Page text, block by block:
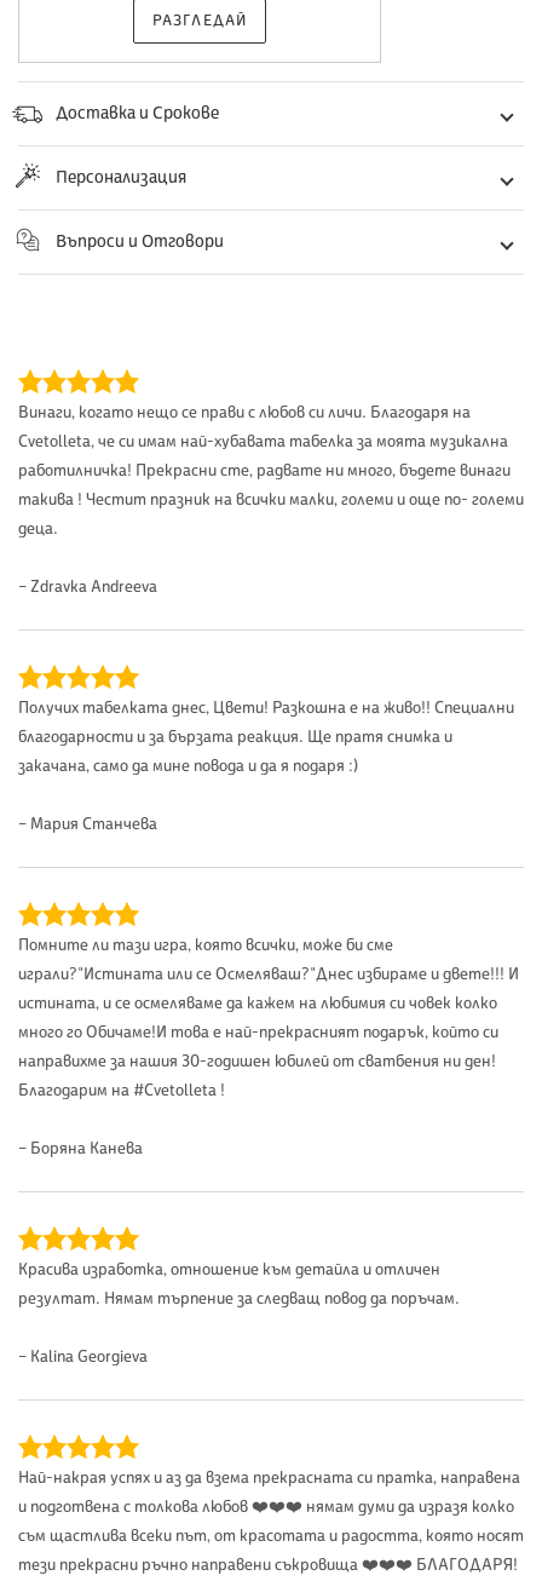
РАЗГЛЕДАЙ
Доставка и Срокове
Персонализация
Въпроси и Отговори
Винаги, когато нещо се прави с любов си личи. Благодаря на
Cvetolleta, че си имам най-хубавата табелка за моята музикална
работилничка! Прекрасни сте, радвате ни много, бъдете винаги
такива ! Честит празник на всички малки, големи и още по- големи
деца.
– Zdravka Andreeva
Получих табелката днес, Цвети! Разкошна е на живо!! Специални
благодарности и за бързата реакция. Ще пратя снимка и
закачана, само да мине повода и да я подаря :)
– Мария Станчева
Помните ли тази игра, която всички, може би сме
играли?"Истината или се Осмеляваш?"Днес избираме и двете!!! И
истината, и се осмеляваме да кажем на любимия си човек колко
много го Обичаме!И това е най-прекрасният подарък, който си
направихме за нашия 30-годишен юбилей от сватбения ни ден!
Благодарим на #Cvetolleta !
– Боряна Канева
Красива изработка, отношение към детайла и отличен
резултат. Нямам търпение за следващ повод да поръчам.
– Kalina Georgieva
Най-накрая успях и аз да взема прекрасната си пратка, направена
и подготвена с толкова любов ❤️❤️❤️ нямам думи да изразя колко
съм щастлива всеки път, от красотата и радостта, която носят
тези прекрасни ръчно направени съкровища ❤️❤️❤️ БЛАГОДАРЯ!